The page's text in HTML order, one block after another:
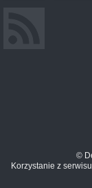
©
Korzystanie z serwisu